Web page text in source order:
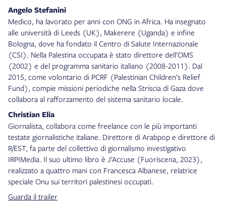
Angelo Stefanini
Medico, ha lavorato per anni con ONG in Africa. Ha insegnato
alle università di Leeds (UK), Makerere (Uganda) e infine
Bologna, dove ha fondato il Centro di Salute Internazionale
(CSI). Nella Palestina occupata è stato direttore dell’OMS
(2002) e del programma sanitario italiano (2008-2011). Dal
2015, come volontario di PCRF (Palestinian Children’s Relief
Fund), compie missioni periodiche nella Striscia di Gaza dove
collabora al rafforzamento del sistema sanitario locale.
Christian Elia
Giornalista, collabora come freelance con le più importanti
testate giornalistiche italiane. Direttore di Arabpop e direttore di
R/EST, fa parte del collettivo di giornalismo investigativo
IRPIMedia. Il suo ultimo libro è J’Accuse (Fuoriscena, 2023),
realizzato a quattro mani con Francesca Albanese, relatrice
speciale Onu sui territori palestinesi occupati.
Guarda il trailer